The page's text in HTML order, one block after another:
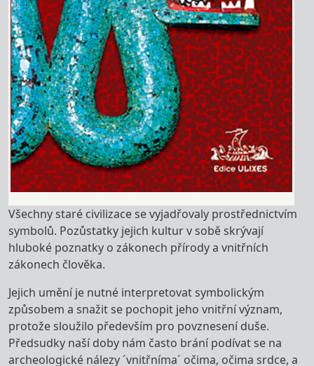
Všechny staré civilizace se vyjadřovaly prostřednictvím
symbolů. Pozůstatky jejich kultur v sobě skrývají
hluboké poznatky o zákonech přírody a vnitřních
zákonech člověka.
Jejich umění je nutné interpretovat symbolickým
způsobem a snažit se pochopit jeho vnitřní význam,
protože sloužilo především pro povznesení duše.
Předsudky naší doby nám často brání podívat se na
archeologické nálezy ´vnitřníma´ očima, očima srdce, a